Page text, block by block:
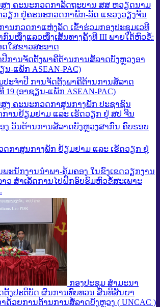
ງ ຄະນະກວດກາລັດຖະບານ ສສ ຫວຽດນາມ
ວຽກ ຢູ່ຄະນະກວດກາພັກ-ລັດ ແຂວງວຽງຈັນ
ານກວດກາແຫ່ງລັດ ເຂົ້າຮ່ວມກອງປະຊຸມເວທີ
ກົນໜຶ່ງແລວໜຶ່ງເສັ້ນທາງຄັ້ງທີ III ພາຍໃຕ້ຫົວຂໍ້:
ໃສຂາວສະອາດ
ການຈັດຕັ້ງພາຄີຕ້ານການສໍ້ລາດບັງຫຼວງອາ
ນ-ແພັກ ASEAN-PAC)
ະຈຳປີ ການຈັດຕັ້ງພາຄີຕ້ານການສໍ້ລາດ
19 (ອາຊຽນ-ແພັກ ASEAN-PAC)
ງ ຄະນະກວດກາສູນກາງພັກ ປະຊາຊົນ
ການຢ້ຽມຢາມ ແລະ ເຮັດວຽກ ຢູ່ ສປ ຈີນ
ງ ວັນຕ້ານການສໍ້ລາດບັງຫຼວງສາກົນ ຄົບຮອບ
ດກາສູນກາງພັກ ຢ້ຽມຢາມ ແລະ ເຮັດວຽກ ຢູ່
ະນັກງານນໍາພາ-ຄຸ້ມຄອງ ໃນຂົງເຂດວຽກງານ
ວ ສຳເລັດການໄປຝຶກອົບຮົມຫົວຂໍ້ສະເພາະ
ກອງປະຊຸມ ສຳມະນາ
ຕັ້ງປະຕິບັດ ຜົນການທົບທວນ ສົນທິສັນຍາ
ດ້ວຍການຕ້ານການສໍ້ລາດບັງຫຼວງ ( UNCAC )